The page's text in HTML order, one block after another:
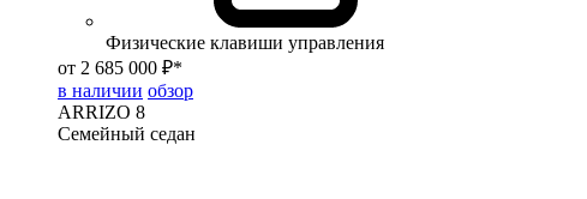
Физические клавиши управления
от 2 685 000 ₽*
в наличии обзор
ARRIZO 8
Семейный седан